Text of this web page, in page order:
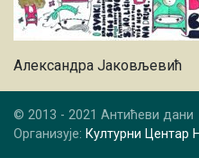
Александра Јаковљевић
© 2013 - 2021 Антићеви дани
Организује: Културни Центар